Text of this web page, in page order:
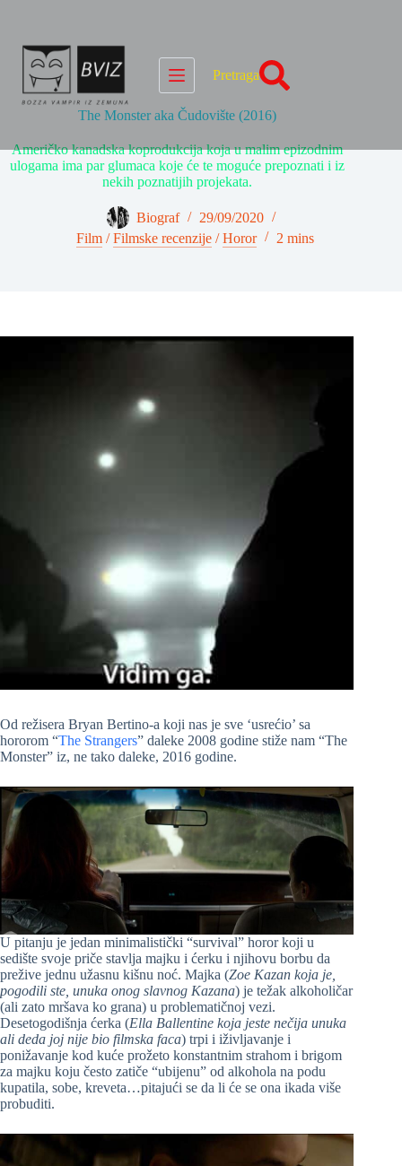
Pretraga
The Monster aka Čudovište (2016)
Američko kanadska koprodukcija koja u malim epizodnim
ulogama ima par glumaca koje će te moguće prepoznati i iz
nekih poznatijih projekata.
Biograf
29/09/2020
Film/Filmske recenzije/Horor 2 mins
Od režisera Bryan Bertino-a koji nas je sve ‘usrećio’ sa
hororom “The Strangers” daleke 2008 godine stiže nam “The
Monster” iz, ne tako daleke, 2016 godine.
U pitanju je jedan minimalistički “survival” horor koji u
sedište svoje priče stavlja majku i ćerku i njihovu borbu da
prežive jednu užasnu kišnu noć. Majka (Zoe Kazan koja je,
pogodili ste, unuka onog slavnog Kazana) je težak alkoholičar
(ali zato mršava ko grana) u problematičnoj vezi.
Desetogodišnja ćerka (Ella Ballentine koja jeste nečija unuka
ali deda joj nije bio filmska faca) trpi i iživljavanje i
ponižavanje kod kuće prožeto konstantnim strahom i brigom
za majku koju često zatiče “ubijenu” od alkohola na podu
kupatila, sobe, kreveta…pitajući se da li će se ona ikada više
probuditi.